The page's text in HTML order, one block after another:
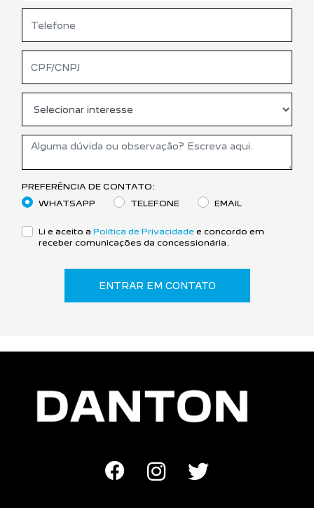
PREFERÊNCIA DE CONTATO:
WHATSAPP
TELEFONE EMAIL
Li e aceito a Política de Privacidade e concordo em
receber comunicações da concessionária.
ENTRAR EM CONTATO